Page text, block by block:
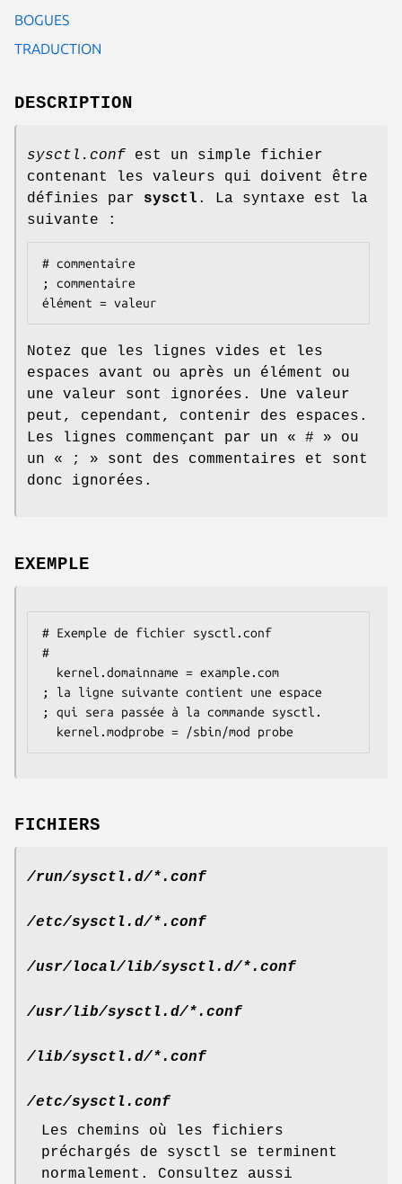
BOGUES
TRADUCTION
DESCRIPTION
sysctl.conf est un simple fichier
contenant les valeurs qui doivent être
définies par sysctl . La syntaxe est la
suivante :
# commentaire
; commentaire
élément = valeur
Notez que les lignes vides et les
espaces avant ou après un élément ou
une valeur sont ignorées. Une valeur
peut, cependant, contenir des espaces.
Les lignes commençant par un « # » ou
un « ; » sont des commentaires et sont
donc ignorées.
EXEMPLE
# Exemple de fichier sysctl.conf
#
; la ligne suivante contient une espace
; qui sera passée à la commande sysctl.
  kernel.modprobe = /sbin/mod probe
FICHIERS
/run/sysctl.d/*.conf
/etc/sysctl.d/*.conf
/usr/local/lib/sysctl.d/*.conf
/usr/lib/sysctl.d/*.conf
/lib/sysctl.d/*.conf
/etc/sysctl.conf
Les chemins où les fichiers
préchargés de sysctl se terminent
normalement. Consultez aussi